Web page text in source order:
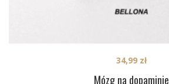
Mózg na dopaminie
34,99 zł